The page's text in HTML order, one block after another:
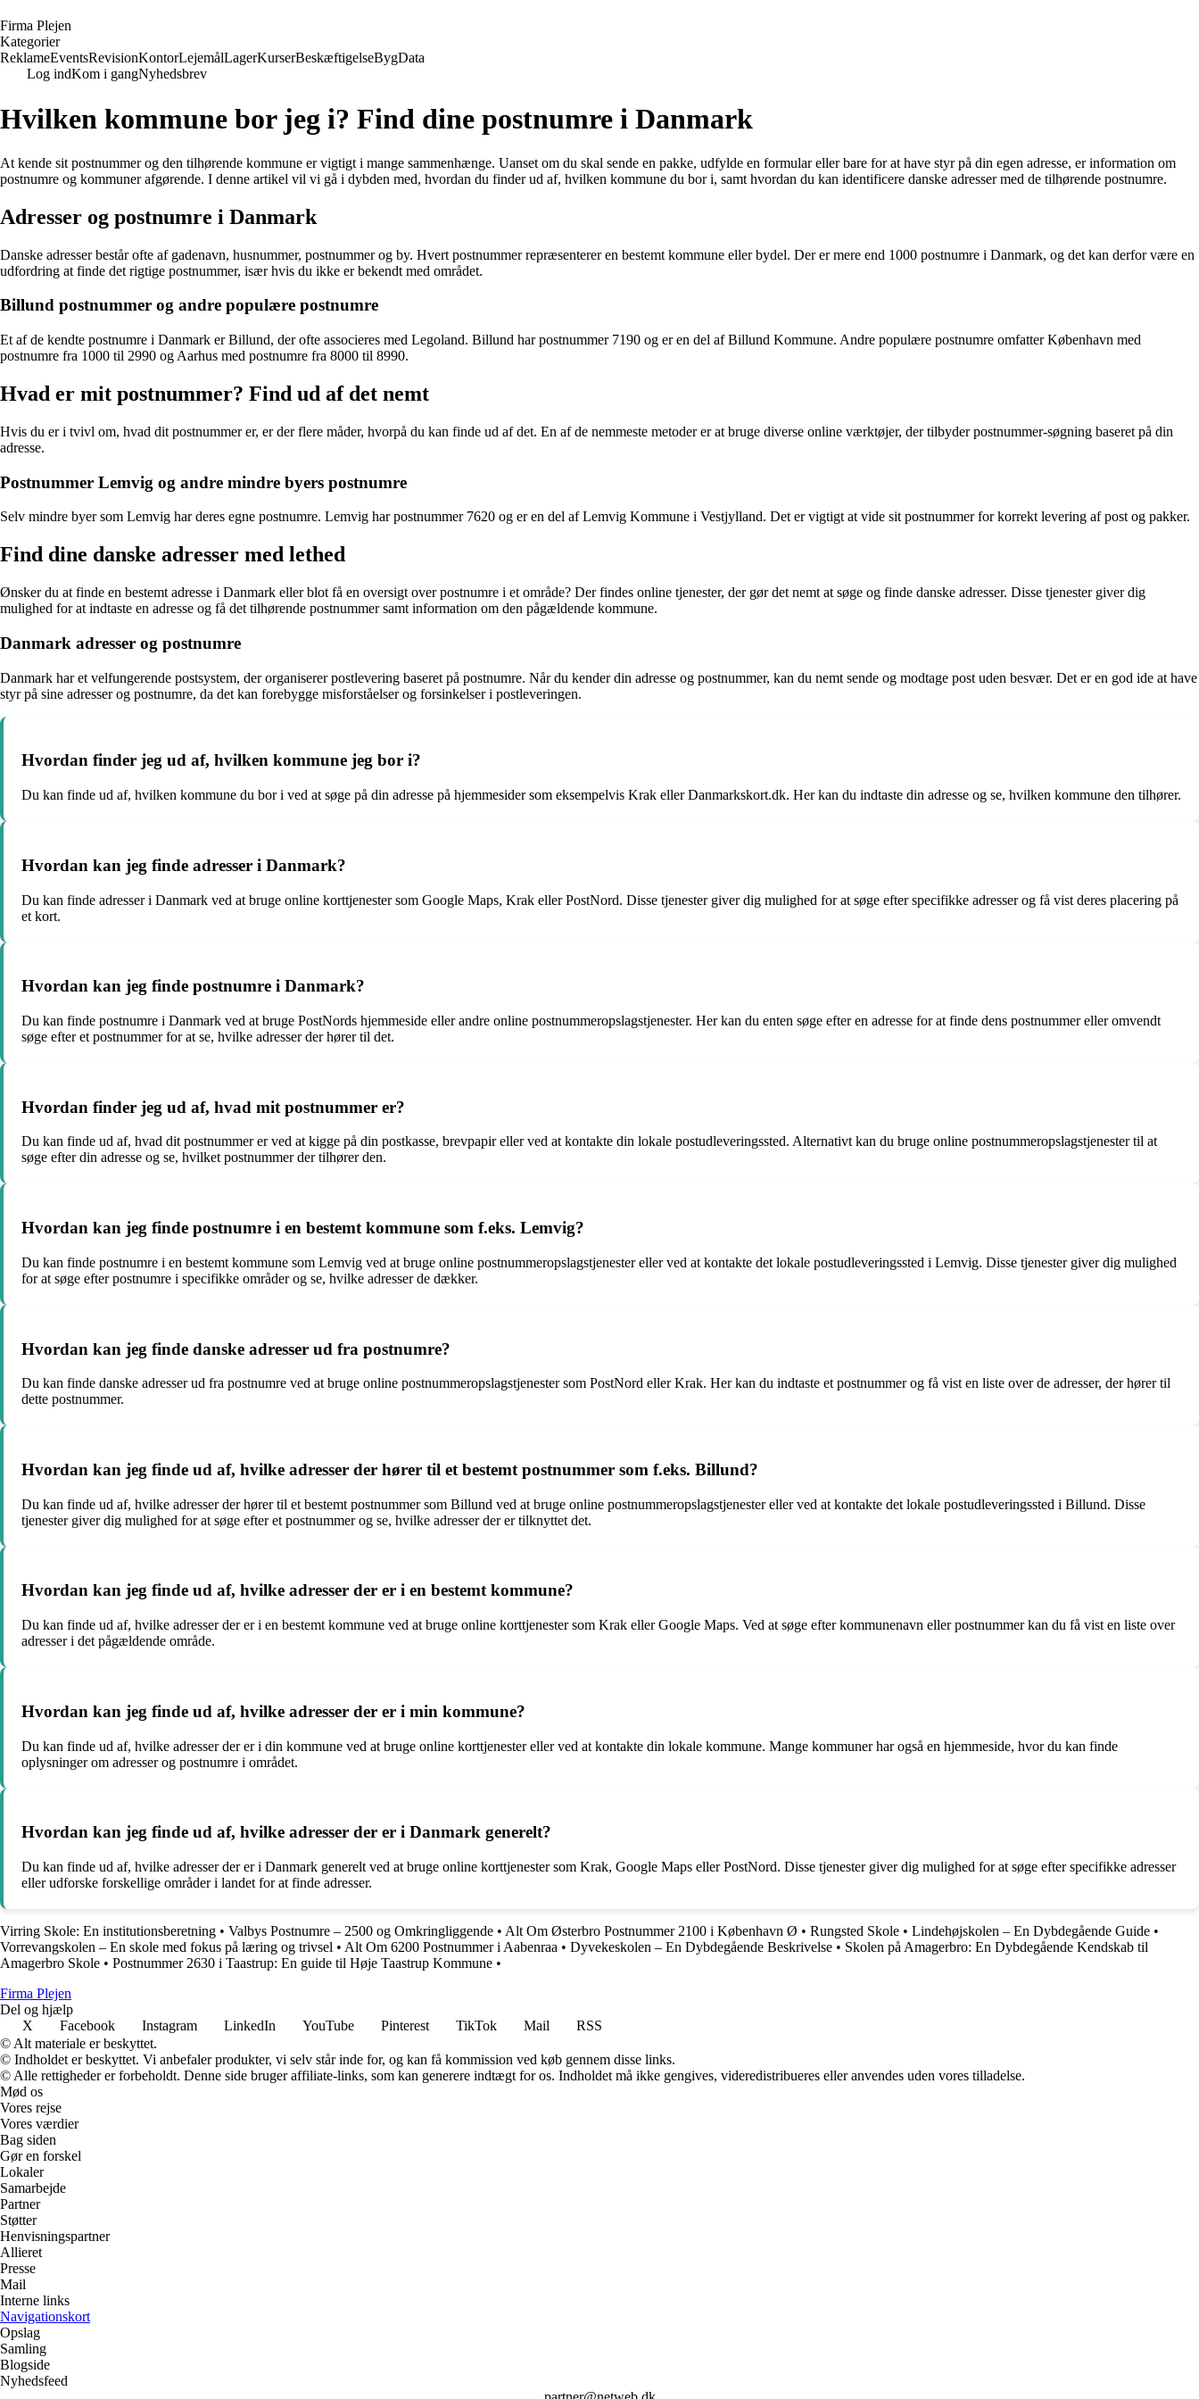
Firma Plejen
Kategorier
ReklameEventsRevisionKontorLejemålLagerKurserBeskæftigelseBygData
Log indKom i gangNyhedsbrev
Hvilken kommune bor jeg i? Find dine postnumre i Danmark
At kende sit postnummer og den tilhørende kommune er vigtigt i mange sammenhænge. Uanset om du skal sende en pakke, udfylde en formular eller bare for at have styr på din egen adresse, er information om
postnumre og kommuner afgørende. I denne artikel vil vi gå i dybden med, hvordan du finder ud af, hvilken kommune du bor i, samt hvordan du kan identificere danske adresser med de tilhørende postnumre.
Adresser og postnumre i Danmark
Danske adresser består ofte af gadenavn, husnummer, postnummer og by. Hvert postnummer repræsenterer en bestemt kommune eller bydel. Der er mere end 1000 postnumre i Danmark, og det kan derfor være en
udfordring at finde det rigtige postnummer, især hvis du ikke er bekendt med området.
Billund postnummer og andre populære postnumre
Et af de kendte postnumre i Danmark er Billund, der ofte associeres med Legoland. Billund har postnummer 7190 og er en del af Billund Kommune. Andre populære postnumre omfatter København med
postnumre fra 1000 til 2990 og Aarhus med postnumre fra 8000 til 8990.
Hvad er mit postnummer? Find ud af det nemt
Hvis du er i tvivl om, hvad dit postnummer er, er der flere måder, hvorpå du kan finde ud af det. En af de nemmeste metoder er at bruge diverse online værktøjer, der tilbyder postnummer-søgning baseret på din
adresse.
Postnummer Lemvig og andre mindre byers postnumre
Selv mindre byer som Lemvig har deres egne postnumre. Lemvig har postnummer 7620 og er en del af Lemvig Kommune i Vestjylland. Det er vigtigt at vide sit postnummer for korrekt levering af post og pakker.
Find dine danske adresser med lethed
Ønsker du at finde en bestemt adresse i Danmark eller blot få en oversigt over postnumre i et område? Der findes online tjenester, der gør det nemt at søge og finde danske adresser. Disse tjenester giver dig
mulighed for at indtaste en adresse og få det tilhørende postnummer samt information om den pågældende kommune.
Danmark adresser og postnumre
Danmark har et velfungerende postsystem, der organiserer postlevering baseret på postnumre. Når du kender din adresse og postnummer, kan du nemt sende og modtage post uden besvær. Det er en god ide at have
styr på sine adresser og postnumre, da det kan forebygge misforståelser og forsinkelser i postleveringen.
Hvordan finder jeg ud af, hvilken kommune jeg bor i?
Du kan finde ud af, hvilken kommune du bor i ved at søge på din adresse på hjemmesider som eksempelvis Krak eller Danmarkskort.dk. Her kan du indtaste din adresse og se, hvilken kommune den tilhører.
Hvordan kan jeg finde adresser i Danmark?
Du kan finde adresser i Danmark ved at bruge online korttjenester som Google Maps, Krak eller PostNord. Disse tjenester giver dig mulighed for at søge efter specifikke adresser og få vist deres placering på
et kort.
Hvordan kan jeg finde postnumre i Danmark?
Du kan finde postnumre i Danmark ved at bruge PostNords hjemmeside eller andre online postnummeropslagstjenester. Her kan du enten søge efter en adresse for at finde dens postnummer eller omvendt
søge efter et postnummer for at se, hvilke adresser der hører til det.
Hvordan finder jeg ud af, hvad mit postnummer er?
Du kan finde ud af, hvad dit postnummer er ved at kigge på din postkasse, brevpapir eller ved at kontakte din lokale postudleveringssted. Alternativt kan du bruge online postnummeropslagstjenester til at
søge efter din adresse og se, hvilket postnummer der tilhører den.
Hvordan kan jeg finde postnumre i en bestemt kommune som f.eks. Lemvig?
Du kan finde postnumre i en bestemt kommune som Lemvig ved at bruge online postnummeropslagstjenester eller ved at kontakte det lokale postudleveringssted i Lemvig. Disse tjenester giver dig mulighed
for at søge efter postnumre i specifikke områder og se, hvilke adresser de dækker.
Hvordan kan jeg finde danske adresser ud fra postnumre?
Du kan finde danske adresser ud fra postnumre ved at bruge online postnummeropslagstjenester som PostNord eller Krak. Her kan du indtaste et postnummer og få vist en liste over de adresser, der hører til
dette postnummer.
Hvordan kan jeg finde ud af, hvilke adresser der hører til et bestemt postnummer som f.eks. Billund?
Du kan finde ud af, hvilke adresser der hører til et bestemt postnummer som Billund ved at bruge online postnummeropslagstjenester eller ved at kontakte det lokale postudleveringssted i Billund. Disse
tjenester giver dig mulighed for at søge efter et postnummer og se, hvilke adresser der er tilknyttet det.
Hvordan kan jeg finde ud af, hvilke adresser der er i en bestemt kommune?
Du kan finde ud af, hvilke adresser der er i en bestemt kommune ved at bruge online korttjenester som Krak eller Google Maps. Ved at søge efter kommunenavn eller postnummer kan du få vist en liste over
adresser i det pågældende område.
Hvordan kan jeg finde ud af, hvilke adresser der er i min kommune?
Du kan finde ud af, hvilke adresser der er i din kommune ved at bruge online korttjenester eller ved at kontakte din lokale kommune. Mange kommuner har også en hjemmeside, hvor du kan finde
oplysninger om adresser og postnumre i området.
Hvordan kan jeg finde ud af, hvilke adresser der er i Danmark generelt?
Du kan finde ud af, hvilke adresser der er i Danmark generelt ved at bruge online korttjenester som Krak, Google Maps eller PostNord. Disse tjenester giver dig mulighed for at søge efter specifikke adresser
eller udforske forskellige områder i landet for at finde adresser.
Virring Skole: En institutionsberetning • Valbys Postnumre – 2500 og Omkringliggende • Alt Om Østerbro Postnummer 2100 i København Ø • Rungsted Skole • Lindehøjskolen – En Dybdegående Guide •
Vorrevangskolen – En skole med fokus på læring og trivsel • Alt Om 6200 Postnummer i Aabenraa • Dyvekeskolen – En Dybdegående Beskrivelse • Skolen på Amagerbro: En Dybdegående Kendskab til
Amagerbro Skole • Postnummer 2630 i Taastrup: En guide til Høje Taastrup Kommune •
Firma Plejen
Del og hjælp
X
Facebook Instagram LinkedIn YouTube Pinterest TikTok Mail
RSS
© Alt materiale er beskyttet.
© Indholdet er beskyttet. Vi anbefaler produkter, vi selv står inde for, og kan få kommission ved køb gennem disse links.
© Alle rettigheder er forbeholdt. Denne side bruger affiliate-links, som kan generere indtægt for os. Indholdet må ikke gengives, videredistribueres eller anvendes uden vores tilladelse.
Mød os
Vores rejse
Vores værdier
Bag siden
Gør en forskel
Lokaler
Samarbejde
Partner
Støtter
Henvisningspartner
Allieret
Presse
Mail
Interne links
Navigationskort
Opslag
Samling
Blogside
Nyhedsfeed